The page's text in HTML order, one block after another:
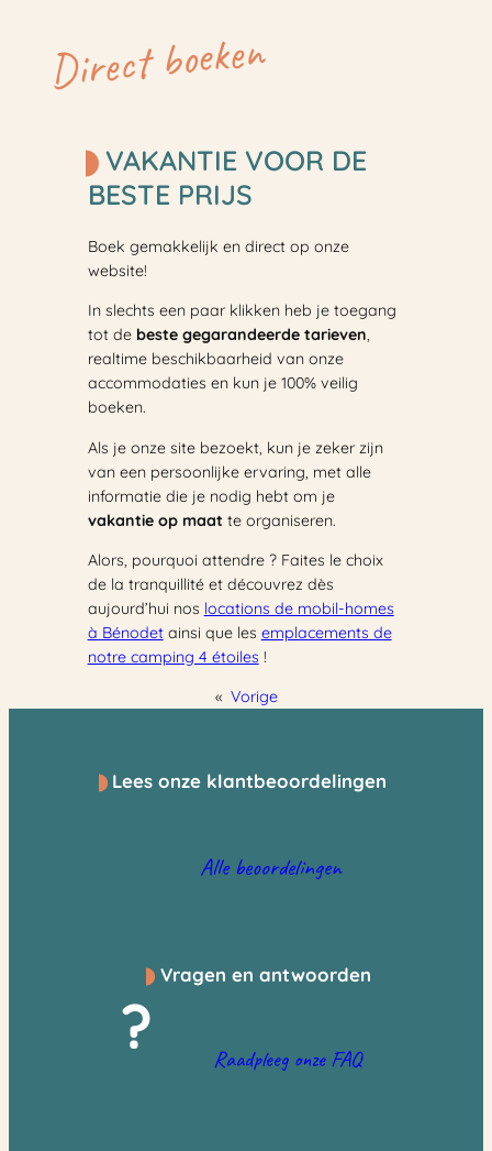
Direct boeken
VAKANTIE VOOR DE
BESTE PRIJS
Boek gemakkelijk en direct op onze
website!
In slechts een paar klikken heb je toegang
tot de beste gegarandeerde tarieven,
realtime beschikbaarheid van onze
accommodaties en kun je 100% veilig
boeken.
Als je onze site bezoekt, kun je zeker zijn
van een persoonlijke ervaring, met alle
informatie die je nodig hebt om je
vakantie op maat te organiseren.
Alors, pourquoi attendre ? Faites le choix
de la tranquillité et découvrez dès
aujourd’hui nos locations de mobil-homes
à Bénodetainsi que les emplacements de
notre camping 4 étoiles !
« Vorige
?
Vragen en antwoorden
Raadpleeg onze FAQ
Lees onze klantbeoordelingen
Alle beoordelingen